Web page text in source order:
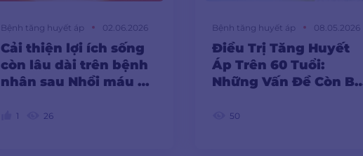
Bệnh tăng huyết áp 02.06.2026
Cải thiện lợi ích sống
còn lâu dài trên bệnh
nhân sau Nhồi máu cơ
1 26
Bệnh tăng huyết áp 08.05.2026
Điều Trị Tăng Huyết
Áp Trên 60 Tuổi:
Những Vấn Đề Còn Bỏ
50